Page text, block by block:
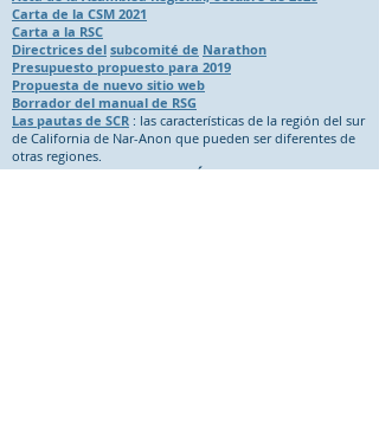
Carta de la CSM 2021
Carta a la RSC
Directrices del subcomité de Narathon
Presupuesto propuesto para 2019
Propuesta de nuevo sitio web
Borrador del manual de RSG
Las pautas de SCR : las características de la región del sur
de California de Nar-Anon que pueden ser diferentes de
otras regiones.
DIRECTRICES PARA LA REUNIÓN